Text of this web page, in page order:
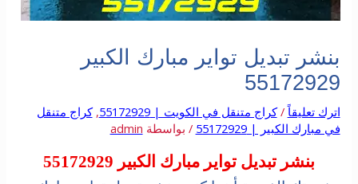
بنشر تبديل تواير مبارك الكبير
55172929
اترك تعليقاً /كراج متنقل في الكويت | 55172929 ,كراج متنقل
في مبارك الكبير | 55172929
/ بواسطة admin
بنشر تبديل تواير مبارك الكبير 55172929